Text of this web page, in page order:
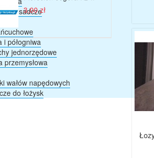
osadcze
i półogniwa
jednorzędowe
przemysłowa
wałów napędowych
do łożysk
3,00 zł